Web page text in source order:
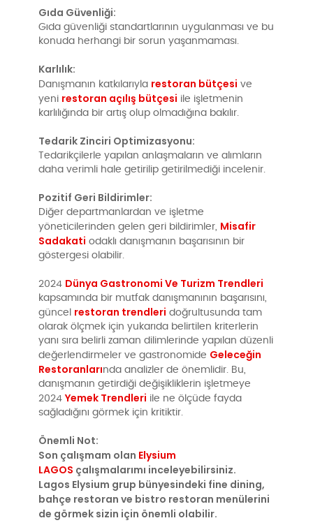
Gıda Güvenliği:
Gıda güvenliği standartlarının uygulanması ve bu
konuda herhangi bir sorun yaşanmaması.
Karlılık:
Danışmanın katkılarıyla restoran bütçesi ve
yeni restoran açılış bütçesi ile işletmenin
karlılığında bir artış olup olmadığına bakılır.
Tedarik Zinciri Optimizasyonu:
Tedarikçilerle yapılan anlaşmaların ve alımların
daha verimli hale getirilip getirilmediği incelenir.
Pozitif Geri Bildirimler:
Diğer departmanlardan ve işletme
yöneticilerinden gelen geri bildirimler, Misafir
Sadakati odaklı danışmanın başarısının bir
göstergesi olabilir.
2024 Dünya Gastronomi Ve Turizm Trendleri
kapsamında bir mutfak danışmanının başarısını,
güncel restoran trendleri doğrultusunda tam
olarak ölçmek için yukarıda belirtilen kriterlerin
yanı sıra belirli zaman dilimlerinde yapılan düzenli
değerlendirmeler ve gastronomide Geleceğin
Restoranlarında analizler de önemlidir. Bu,
danışmanın getirdiği değişikliklerin işletmeye
2024Yemek Trendleri ile ne ölçüde fayda
sağladığını görmek için kritiktir.
Önemli Not:
Son çalışmam olan Elysium
LAGOS çalışmalarımı inceleyebilirsiniz.
Lagos Elysium grup bünyesindeki fine dining,
bahçe restoran ve bistro restoran menülerini
de görmek sizin için önemli olabilir.